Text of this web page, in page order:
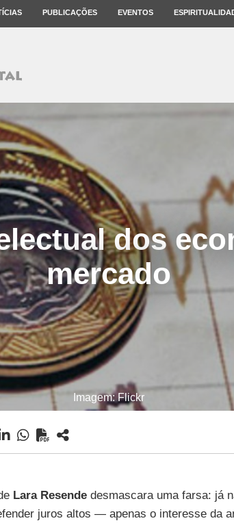
PUBLICAÇÕES EVENTOS
dos
mercado
Imagem: Flickr
Lara Resendedesmascara uma farsa: já
juros altos — apenas o interesse da